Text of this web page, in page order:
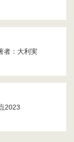
者：大利実
2023